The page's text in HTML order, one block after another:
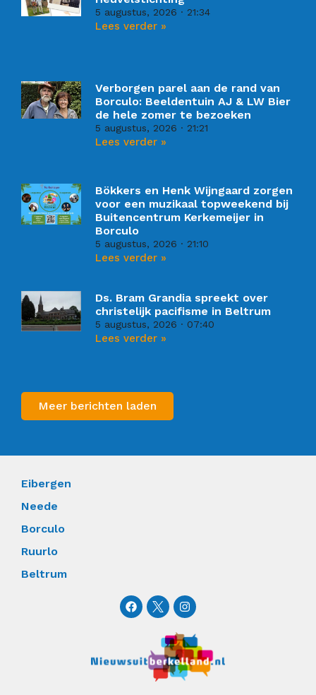
5 augustus, 2026 21:34
Lees verder »
Verborgen parel aan de rand van
Borculo: Beeldentuin AJ & LW Bier
de hele zomer te bezoeken
5 augustus, 2026 21:21
Lees verder »
Bökkers en Henk Wijngaard zorgen
voor een muzikaal topweekend bij
Buitencentrum Kerkemeijer in
Borculo
5 augustus, 2026 21:10
Lees verder »
Ds. Bram Grandia spreekt over
christelijk pacifisme in Beltrum
5 augustus, 2026 07:40
Lees verder »
Meer berichten laden
Eibergen
Neede
Borculo
Ruurlo
Beltrum
F
a
o
o
I
n
t
a
g
r
a